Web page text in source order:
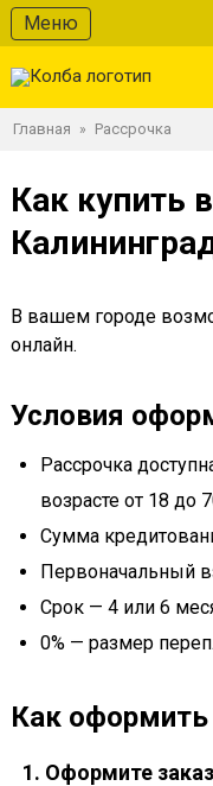
Меню
Главная » Рассрочка
Как купить
В вашем городе
онлайн.
Условия
Рассрочка
возрасте от 18 до
Сумма
Первоначальный
Срок — 4 или 6
0% — размер
Как оформить
1. Оформите